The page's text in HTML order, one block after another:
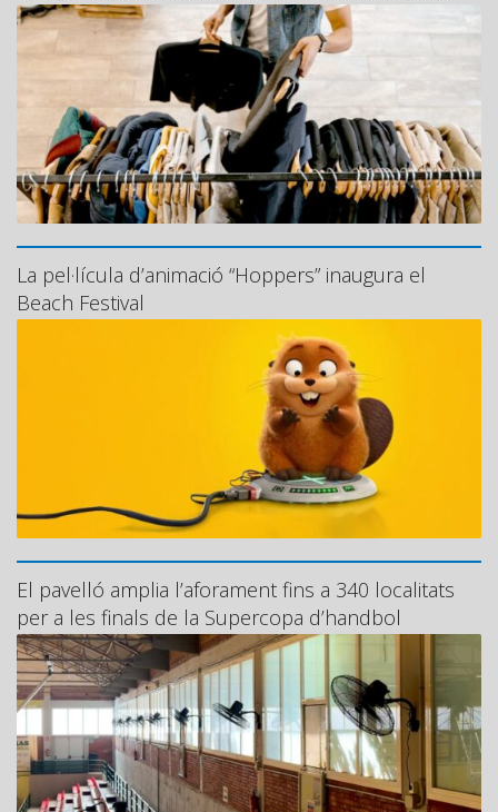
La pel·lícula d’animació “Hoppers” inaugura el
Beach Festival
El pavelló amplia l’aforament fins a 340 localitats
per a les finals de la Supercopa d’handbol